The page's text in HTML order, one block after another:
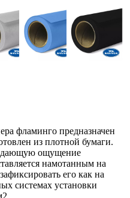
фламинго предназначен
из плотной бумаги.
ощущение
намотанным на
его как на
системах установки